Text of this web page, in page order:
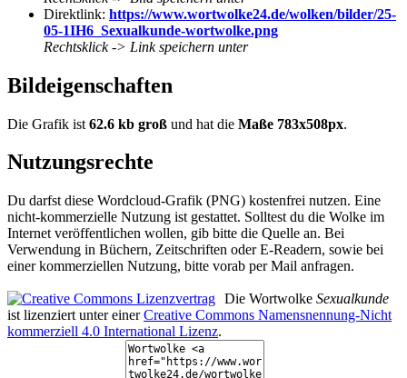
Direktlink: https://www.wortwolke24.de/wolken/bilder/25-
05-1IH6_Sexualkunde-wortwolke.png
Rechtsklick -> Link speichern unter
Bildeigenschaften
Die Grafik ist 62.6 kb groß und hat die Maße 783x508px.
Nutzungsrechte
Du darfst diese Wordcloud-Grafik (PNG) kostenfrei nutzen. Eine
nicht-kommerzielle Nutzung ist gestattet. Solltest du die Wolke im
Internet veröffentlichen wollen, gib bitte die Quelle an. Bei
Verwendung in Büchern, Zeitschriften oder E-Readern, sowie bei
einer kommerziellen Nutzung, bitte vorab per Mail anfragen.
Die Wortwolke Sexualkunde
ist lizenziert unter einerCreative Commons Namensnennung-Nicht
kommerziell 4.0 International Lizenz.